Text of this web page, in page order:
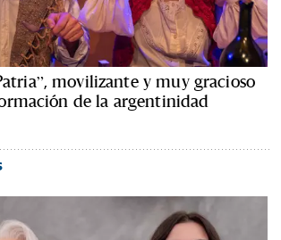
movilizante y muy gracioso
de la argentinidad